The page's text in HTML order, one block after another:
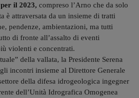
il 2023, compreso l’Arno che da solo
è attraversata da un insieme di tratti
pendenze, ambientazioni, ma tutti
di fronte all’assalto di eventi
violenti e concentrati.
della vallata, la Presidente Serena
incontri insieme al Direttore Generale
della difesa idrogeologica ingegner
dell’Unità Idrografica Omogenea